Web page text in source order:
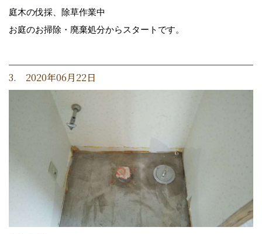
庭木の伐採、除草作業中
お庭のお掃除・廃棄処分からスタートです。
3. 2020年06月22日